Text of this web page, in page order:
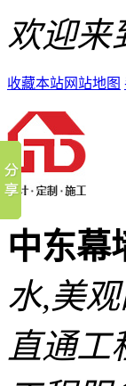
欢迎来
收藏本站网站地图
中东
水,美
直通工